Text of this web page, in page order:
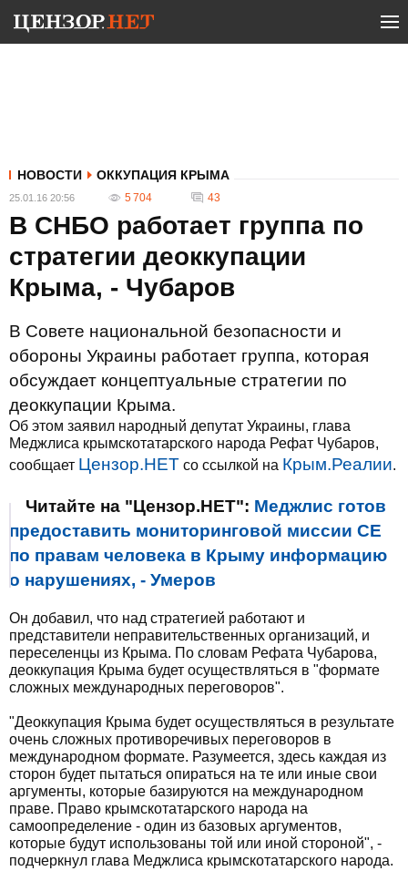
НОВОСТИ ОККУПАЦИЯ КРЫМА
25.01.16 20:56 5 704 43
В СНБО работает группа по
стратегии деоккупации
Крыма, - Чубаров
В Совете национальной безопасности и
обороны Украины работает группа, которая
обсуждает концептуальные стратегии по
деоккупации Крыма.
Об этом заявил народный депутат Украины, глава
Меджлиса крымскотатарского народа Рефат Чубаров,
сообщает Цензор.НЕТ со ссылкой на Крым.Реалии.
Читайте на "Цензор.НЕТ": Меджлис готов
предоставить мониторинговой миссии СЕ
по правам человека в Крыму информацию
о нарушениях, - Умеров
Он добавил, что над стратегией работают и
представители неправительственных организаций, и
переселенцы из Крыма. По словам Рефата Чубарова,
деоккупация Крыма будет осуществляться в "формате
сложных международных переговоров".
"Деоккупация Крыма будет осуществляться в результате
очень сложных противоречивых переговоров в
международном формате. Разумеется, здесь каждая из
сторон будет пытаться опираться на те или иные свои
аргументы, которые базируются на международном
праве. Право крымскотатарского народа на
самоопределение - один из базовых аргументов,
которые будут использованы той или иной стороной", -
подчеркнул глава Меджлиса крымскотатарского народа.